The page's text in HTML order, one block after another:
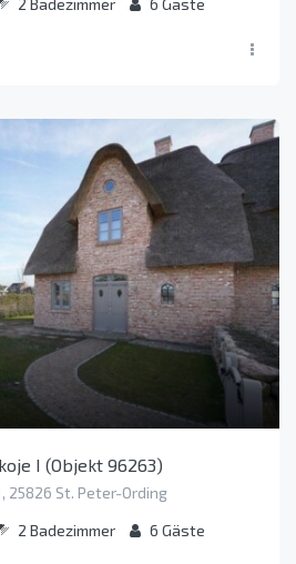
2 Badezimmer 6 Gäste
I (Objekt 96263)
25826 St. Peter-Ording
2 Badezimmer 6 Gäste